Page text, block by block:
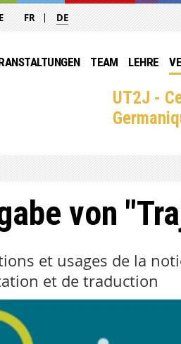
FR DE
TEAM LEHRE
UT2J -
von
et usages de la
et de traduction